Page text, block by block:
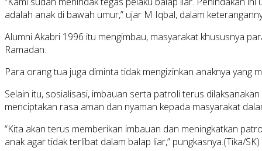
adalah anak di bawah umur,” ujar M Iqbal, dalam
Alumni Akabri 1996 itu mengimbau, masyarakat khususnya
Ramadan.
Para orang tua juga diminta tidak mengizinkan anaknya
Selain itu, sosialisasi, imbauan serta patroli terus
menciptakan rasa aman dan nyaman kepada masyarakat
“Kita akan terus memberikan imbauan dan meningkatkan
anak agar tidak terlibat dalam balap liar,” pungkasnya.(Tika/SK)